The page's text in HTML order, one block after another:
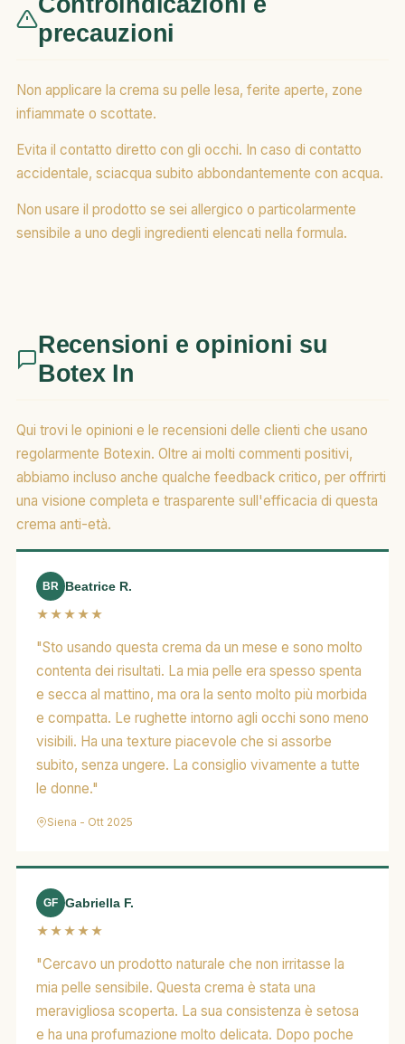
precauzioni
Non applicare la crema su pelle lesa, ferite aperte, zone
infiammate o scottate.
Evita il contatto diretto con gli occhi. In caso di contatto
accidentale, sciacqua subito abbondantemente con acqua.
Non usare il prodotto se sei allergico o particolarmente
sensibile a uno degli ingredienti elencati nella formula.
Recensioni e opinioni su
Botex In
Qui trovi le opinioni e le recensioni delle clienti che usano
regolarmente Botexin. Oltre ai molti commenti positivi,
abbiamo incluso anche qualche feedback critico, per offrirti
una visione completa e trasparente sull'efficacia di questa
crema anti-età.
BR
Beatrice R.
★★★★★
"Sto usando questa crema da un mese e sono molto
contenta dei risultati. La mia pelle era spesso spenta
e secca al mattino, ma ora la sento molto più morbida
e compatta. Le rughette intorno agli occhi sono meno
visibili. Ha una texture piacevole che si assorbe
subito, senza ungere. La consiglio vivamente a tutte
le donne."
Siena - Ott 2025
GF Gabriella F.
★★★★★
"Cercavo un prodotto naturale che non irritasse la
mia pelle sensibile. Questa crema è stata una
meravigliosa scoperta. La sua consistenza è setosa
e ha una profumazione molto delicata. Dopo poche